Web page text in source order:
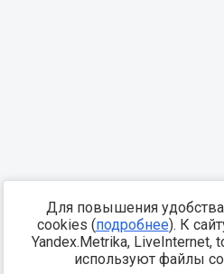
Для повышения
cookies (подробнее). К
Yandex.Metrika, LiveInternet,
используют файлы